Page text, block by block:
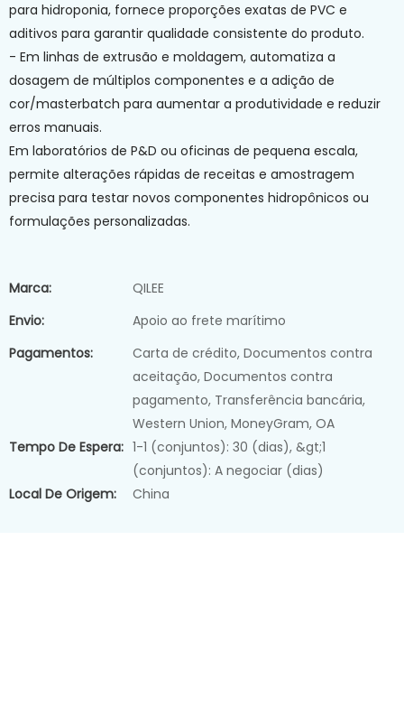
para hidroponia, fornece proporções exatas de PVC e
aditivos para garantir qualidade consistente do produto.
- Em linhas de extrusão e moldagem, automatiza a
dosagem de múltiplos componentes e a adição de
cor/masterbatch para aumentar a produtividade e reduzir
erros manuais.
Em laboratórios de P&D ou oficinas de pequena escala,
permite alterações rápidas de receitas e amostragem
precisa para testar novos componentes hidropônicos ou
formulações personalizadas.
Marca:
QILEE
Envio:
Apoio ao frete marítimo
Pagamentos:
Carta de crédito, Documentos contra
aceitação, Documentos contra
pagamento, Transferência bancária,
Western Union, MoneyGram, OA
Tempo De Espera: 1-1 (conjuntos): 30 (dias), &gt;1
(conjuntos): A negociar (dias)
Local De Origem:
China